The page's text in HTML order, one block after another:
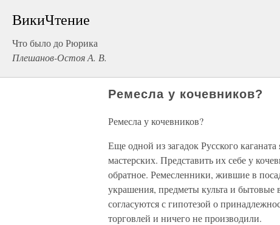
ВикиЧтение
Что было до Рюрика
Плешанов-Остоя А. В.
Ремесла у кочевников?
Ремесла у кочевников?
Еще одной из загадок Русского
мастерских. Представить их себе у
обратное. Ремесленники, жившие в
украшения, предметы культа и
согласуются с гипотезой о
торговлей и ничего не производили.